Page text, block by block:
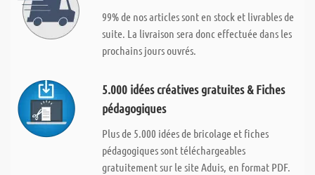
99% de nos articles sont en stock et livrables de
suite. La livraison sera donc effectuée dans les
prochains jours ouvrés.
5.000 idées créatives gratuites & Fiches
pédagogiques
Plus de 5.000 idées de bricolage et fiches
pédagogiques sont téléchargeables
gratuitement sur le site Aduis, en format PDF.